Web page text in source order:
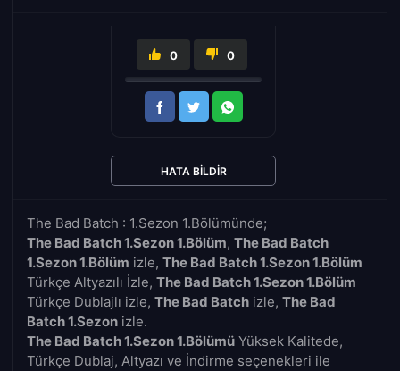
The Bad Batch : 1.Sezon 1.Bölümünde;
The Bad Batch 1.Sezon 1.Bölüm, The Bad Batch
1.Sezon 1.Bölüm izle, The Bad Batch 1.Sezon 1.Bölüm
Türkçe Altyazılı İzle, The Bad Batch 1.Sezon 1.Bölüm
Türkçe Dublajlı izle, The Bad Batch izle, The Bad
Batch 1.Sezon izle.
The Bad Batch 1.Sezon 1.Bölümü Yüksek Kalitede,
Türkçe Dublaj, Altyazı ve İndirme seçenekleri ile
0 0
HATA BILDIR